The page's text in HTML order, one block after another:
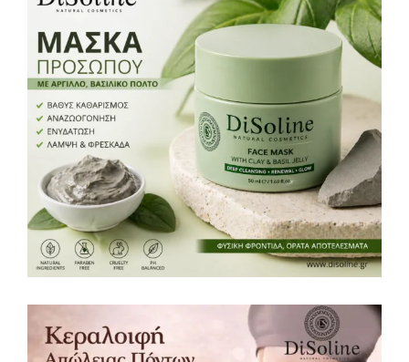
Μάσκα Προσώπου με Βασιλικό Πολτό &
Άργιλο 50ml
Καθαρισμός προσώπου
12,00